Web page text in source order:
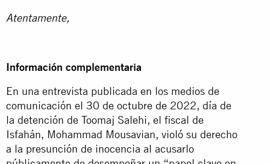
Atentamente,
Información complementaria
En una entrevista publicada en los medios de
comunicación el 30 de octubre de 2022, día de
la detención de Toomaj Salehi, el fiscal de
Isfahán, Mohammad Mousavian, violó su derecho
a la presunción de inocencia al acusarlo